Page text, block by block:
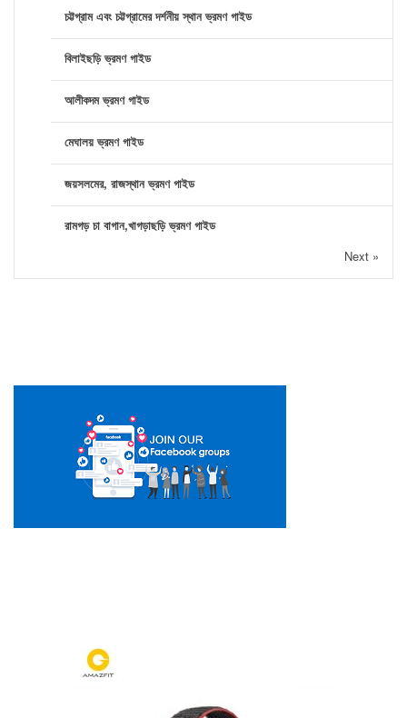
চট্টগ্রাম এবং চট্টগ্রামের দর্শনীয় স্থান ভ্রমণ গাইড
বিলাইছড়ি ভ্রমণ গাইড
আলীকদম ভ্রমণ গাইড
মেঘালয় ভ্রমণ গাইড
জয়সলমের, রাজস্থান ভ্রমণ গাইড
রামগড় চা বাগান,খাগড়াছড়ি ভ্রমণ গাইড
Next »